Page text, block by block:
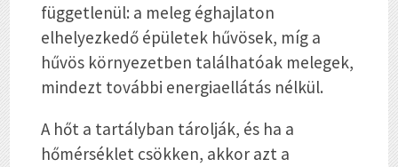
függetlenül: a meleg éghajlaton
elhelyezkedő épületek hűvösek, míg a
hűvös környezetben találhatóak melegek,
mindezt további energiaellátás nélkül.
A hőt a tartályban tárolják, és ha a
hőmérséklet csökken, akkor azt a